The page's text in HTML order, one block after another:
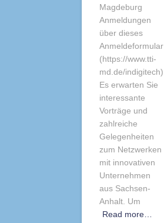
Magdeburg
Anmeldungen
über dieses
Anmeldeformular
(https://www.tti-
md.de/indigitech)
Es erwarten Sie
interessante
Vorträge und
zahlreiche
Gelegenheiten
zum Netzwerken
mit innovativen
Unternehmen
aus Sachsen-
Anhalt. Um
Read more…